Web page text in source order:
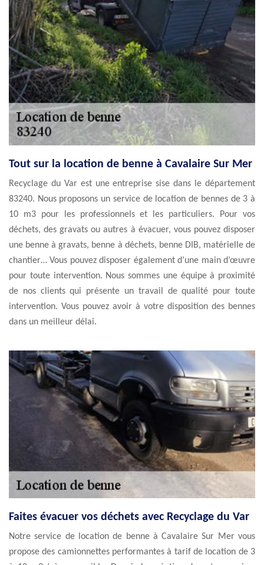
Tout sur la location de benne à Cavalaire Sur Mer
Recyclage du Var est une entreprise sise dans le département
83240. Nous proposons un service de location de bennes de 3 à
10 m3 pour les professionnels et les particuliers. Pour vos
déchets, des gravats ou autres à évacuer, vous pouvez disposer
une benne à gravats, benne à déchets, benne DIB, matérielle de
chantier… Vous pouvez disposer également d’une main d’œuvre
pour toute intervention. Nous sommes une équipe à proximité
de nos clients qui présente un travail de qualité pour toute
intervention. Vous pouvez avoir à votre disposition des bennes
dans un meilleur délai.
Faites évacuer vos déchets avec Recyclage du Var
Notre service de location de benne à Cavalaire Sur Mer vous
propose des camionnettes performantes à tarif de location de 3